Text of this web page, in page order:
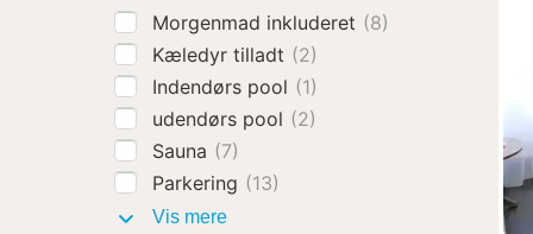
Morgenmad inkluderet (8)
Kæledyr tilladt (2)
Indendørs pool (1)
udendørs pool (2)
Sauna (7)
Parkering (13)
Vis mereFaciliteter